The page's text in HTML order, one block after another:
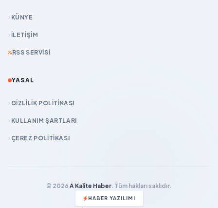
KÜNYE
İLETIŞIM
RSS SERVISI
YASAL
GIZLILIK POLITIKASI
KULLANIM ŞARTLARI
ÇEREZ POLITIKASI
© 2026 A Kalite Haber. Tüm hakları saklıdır.
HABER YAZILIMI